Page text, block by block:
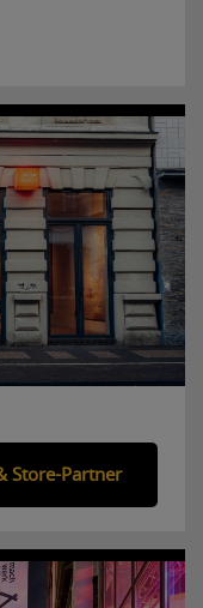
Store-Partner